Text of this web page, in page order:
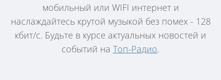
мобильный или WIFI интернет и
наслаждайтесь крутой музыкой без помех - 128
кбит/с. Будьте в курсе актуальных новостей и
событий на Топ-Радио.